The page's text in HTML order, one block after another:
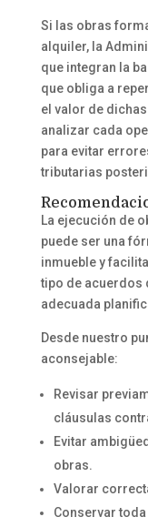
Si las obras
alquiler, la
que integran la
que obliga a
el valor de
analizar cada
para evitar
tributarias
La ejecución de
puede ser una
inmueble y
tipo de acuerdos
adecuada
Desde nuestro
aconsejable:
Revisar
cláusulas
Evitar
obras.
Valorar
Conservar